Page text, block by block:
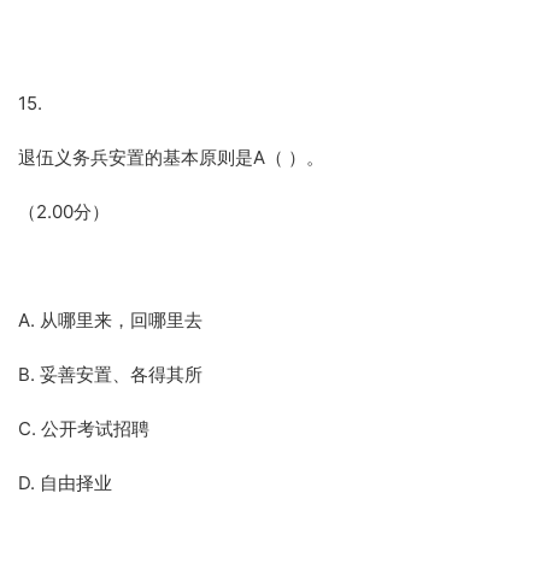
15.
退伍义务兵安置的基本原则是A（ ）。
（2.00分）
A. 从哪里来，回哪里去
B. 妥善安置、各得其所
C. 公开考试招聘
D. 自由择业